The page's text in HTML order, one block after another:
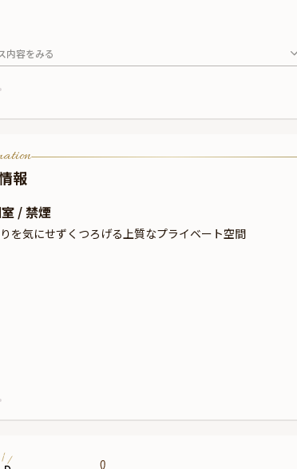
内容をみる
報
/ 禁煙
を気にせずくつろげる上質なプライベート空間